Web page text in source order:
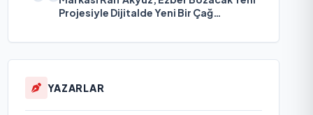
Projesiyle Dijitalde Yeni Bir Çağ
YAZARLAR